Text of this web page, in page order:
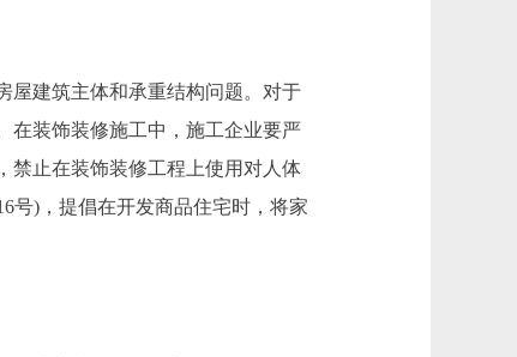
建筑主体和承重结构问题。对于
在装饰装修施工中，施工企业要严
禁止在装饰装修工程上使用对人体
号)，提倡在开发商品住宅时，将家